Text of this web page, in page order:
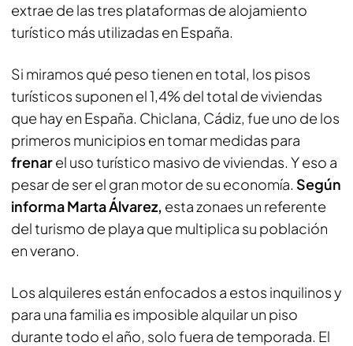
extrae de las tres plataformas de alojamiento
turístico más utilizadas en España.
Si miramos qué peso tienen en total, los pisos
turísticos suponen el 1,4% del total de viviendas
que hay en España. Chiclana, Cádiz, fue uno de los
primeros municipios en tomar medidas para
frenarel uso turístico masivo de viviendas. Y eso a
pesar de ser el gran motor de su economía. Según
informa Marta Álvarez, esta zonaes un referente
del turismo de playa que multiplica su población
en verano.
Los alquileres están enfocados a estos inquilinos y
para una familia es imposible alquilar un piso
durante todo el año, solo fuera de temporada. El